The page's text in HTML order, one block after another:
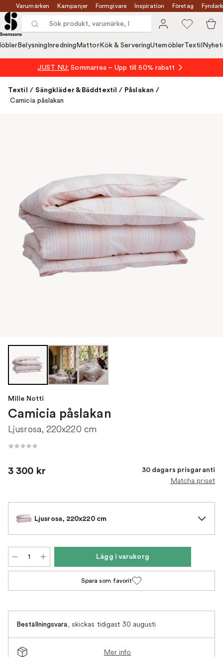
Varumärken Kampanjer Formgivare Inspiration Företag
Belysning Inredning MattorKök & ServeringUtemöblerTextil
JUST NU: Sommarrea – Upp till 50% rabatt
Textil / Sängkläder & Bäddtextil / Påslakan /
Camicia påslakan
Mille Notti
Camicia påslakan
Ljusrosa, 220x220 cm
3 300 kr 30 dagars prisgaranti
Matcha priset
Ljusrosa, 220x220 cm
Lägg i varukorg
Spara som favorit
Beställningsvara, skickas tidigast 30 augusti
Mer info